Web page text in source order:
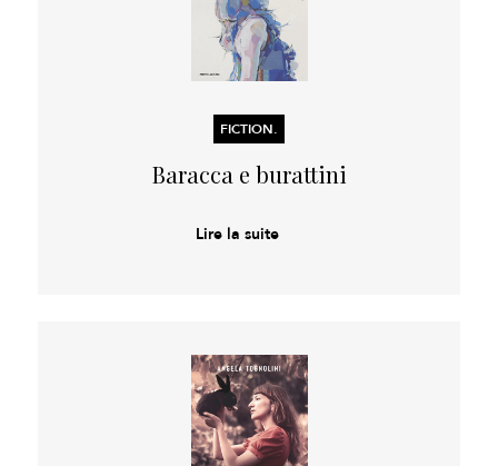
FICTION.
Baracca e burattini
Lire la suite